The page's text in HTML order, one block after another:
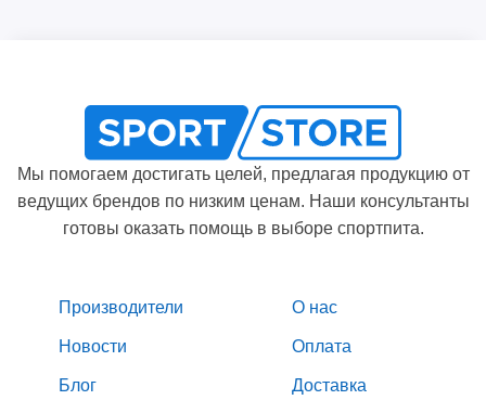
Мы помогаем достигать целей, предлагая продукцию от
ведущих брендов по низким ценам. Наши консультанты
готовы оказать помощь в выборе спортпита.
Производители
Новости
Блог
О нас
Оплата
Доставка